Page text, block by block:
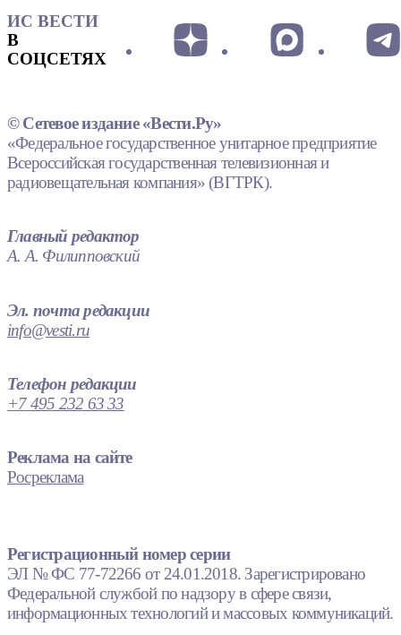
ИС ВЕСТИ
В
СОЦСЕТЯХ
© Сетевое издание «Вести.Ру»
«Федеральное государственное унитарное предприятие
Всероссийская государственная телевизионная и
радиовещательная компания» (ВГТРК).
Главный редактор
А. А. Филипповский
Эл. почта редакции
info@vesti.ru
Телефон редакции
+7 495 232 63 33
Реклама на сайте
Росреклама
Регистрационный номер серии
ЭЛ № ФС 77-72266 от 24.01.2018. Зарегистрировано
Федеральной службой по надзору в сфере связи,
информационных технологий и массовых коммуникаций.